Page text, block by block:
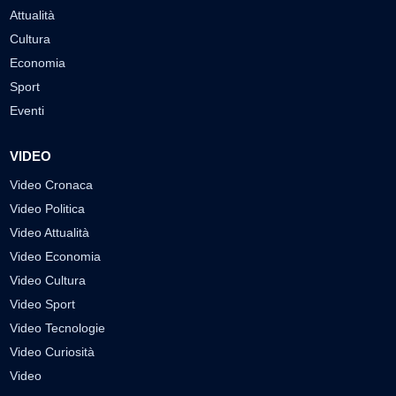
Attualità
Cultura
Economia
Sport
Eventi
VIDEO
Video Cronaca
Video Politica
Video Attualità
Video Economia
Video Cultura
Video Sport
Video Tecnologie
Video Curiosità
Video